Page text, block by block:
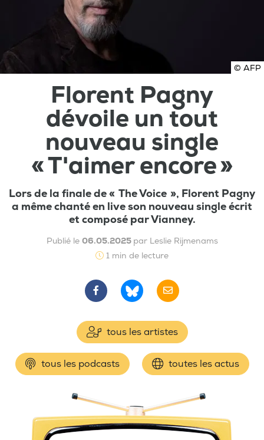
© AFP
Florent Pagny
dévoile un tout
nouveau single
« T'aimer encore »
Lors de la finale de « The Voice », Florent Pagny
a même chanté en live son nouveau single écrit
et composé par Vianney.
Publié le 06.05.2025 par Leslie Rijmenams
1 min de lecture
tous les artistes
tous les podcasts toutes les actus